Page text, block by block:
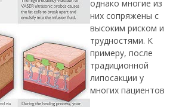
однако многие из
них сопряжены с
высоким риском и
трудностями. К
примеру, после
традиционной
липосакции у
многих пациентов